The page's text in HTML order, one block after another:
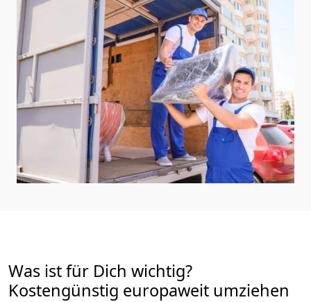
Was ist für Dich wichtig?
Kostengünstig europaweit umziehen